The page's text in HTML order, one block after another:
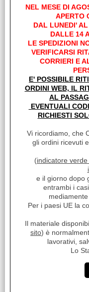
NEL MESE DI
APERTO
DAL LUNEDI'
DALLE 14
LE SPEDIZIONI
VERIFICARSI
CORRIERI E
E' POSSIBILE
ORDINI WEB, IL
AL
EVENTUALI
RICHIESTI
Vi ricordiamo, che
gli ordini ricevuti
(indicatore
e il giorno dopo
entrambi i
Per i paesi UE la
Il materiale
sito) è
lavorativi,
Lo